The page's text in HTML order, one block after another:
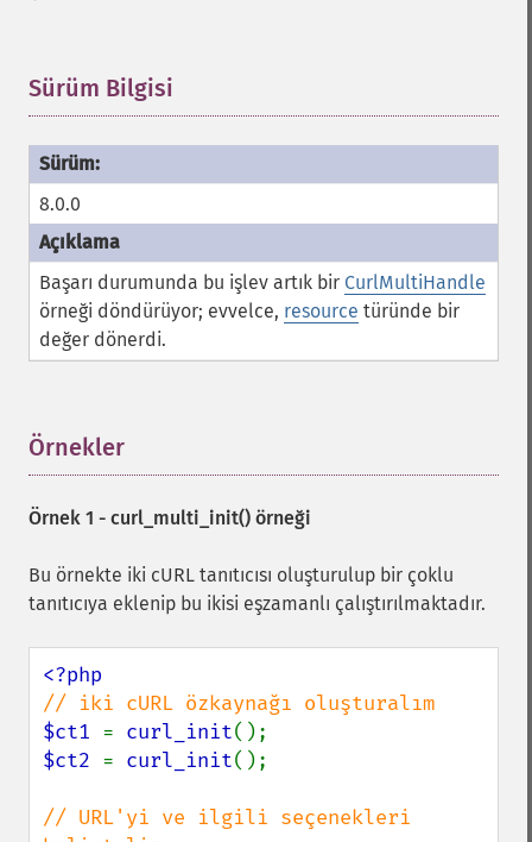
Sürüm Bilgisi
8.0.0
Başarı durumunda bu işlev artık bir CurlMultiHandle
örneği döndürüyor; evvelce, resource türünde bir
değer dönerdi.
Örnekler
Örnek 1 - curl_multi_init() örneği
Bu örnekte iki cURL tanıtıcısı oluşturulup bir çoklu
tanıtıcıya eklenip bu ikisi eşzamanlı çalıştırılmaktadır.
$ct1 = curl_init
$ct2 = curl_init();
// URL'yi ve ilgili seçenekleri